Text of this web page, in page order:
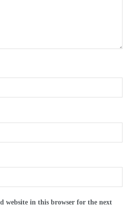
website in this browser for the next